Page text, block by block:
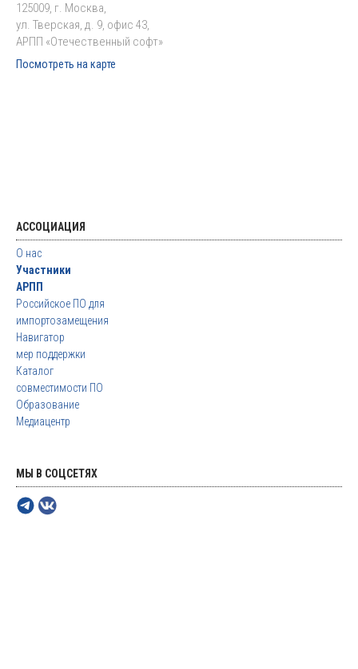
125009, г. Москва,
ул. Тверская, д. 9, офис 43,
АРПП «Отечественный софт»
Посмотреть на карте
АССОЦИАЦИЯ
О нас
Участники
АРПП
Российское ПО для
импортозамещения
Навигатор
мер поддержки
Каталог
совместимости ПО
Образование
Медиацентр
МЫ В СОЦСЕТЯХ